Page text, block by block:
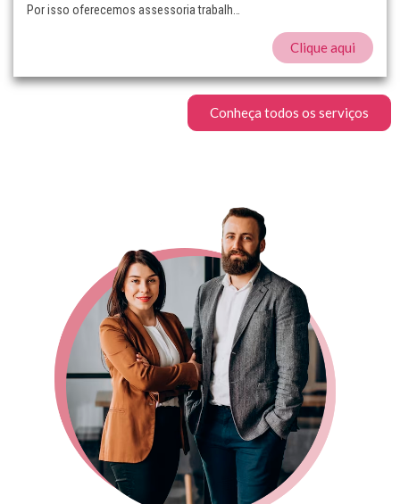
Por isso oferecemos assessoria trabalh…
Clique aqui
Conheça todos os serviços